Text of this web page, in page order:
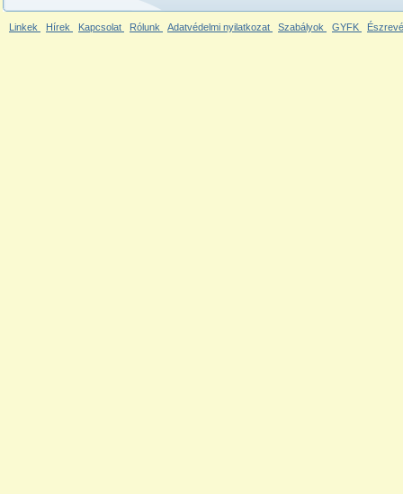
Linkek Hírek Kapcsolat Rólunk Adatvédelmi nyilatkozat Szabályok GYFK